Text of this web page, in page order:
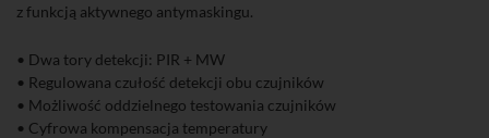
z funkcją aktywnego antymaskingu.
• Dwa tory detekcji: PIR + MW
• Regulowana czułość detekcji obu czujników
• Możliwość oddzielnego testowania czujników
• Cyfrowa kompensacja temperatury